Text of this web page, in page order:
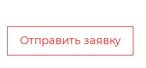
Отправить заявку